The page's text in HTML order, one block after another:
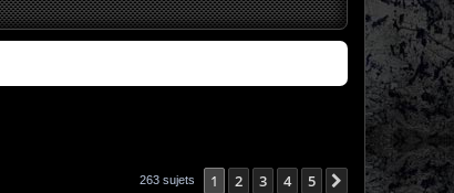
263 sujets 1 2 3 4 5 Suivant